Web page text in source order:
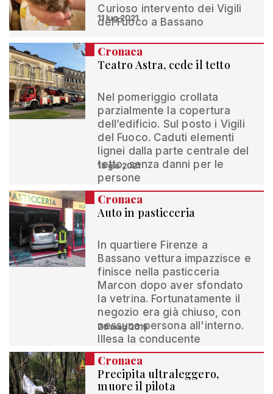
Curioso intervento dei Vigili
del Fuoco a Bassano
11 lug 2021
Cronaca
Teatro Astra, cede il tetto
Nel pomeriggio crollata
parzialmente la copertura
dell’edificio. Sul posto i Vigili
del Fuoco. Caduti elementi
lignei dalla parte centrale del
tetto, senza danni per le
persone
15 giu 2021
Cronaca
Auto in pasticceria
In quartiere Firenze a
Bassano vettura impazzisce e
finisce nella pasticceria
Marcon dopo aver sfondato
la vetrina. Fortunatamente il
negozio era già chiuso, con
nessuna persona all'interno.
Illesa la conducente
20 mag 2019
Cronaca
Precipita ultraleggero,
muore il pilota